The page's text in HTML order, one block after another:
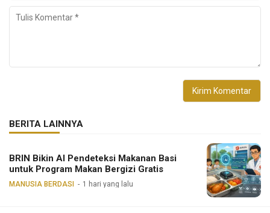
BERITA LAINNYA
BRIN Bikin AI Pendeteksi Makanan Basi
untuk Program Makan Bergizi Gratis
MANUSIA BERDASI 1 hari yang lalu